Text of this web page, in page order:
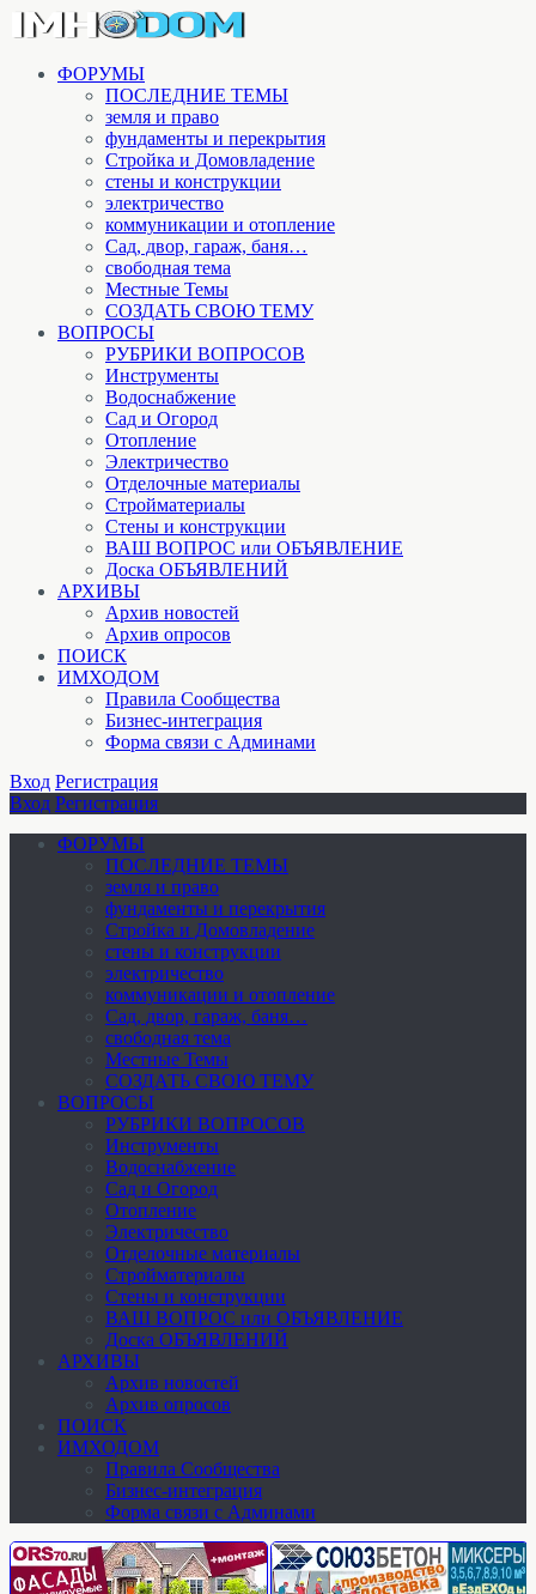
ФОРУМЫ
ПОСЛЕДНИЕ ТЕМЫ
земля и право
фундаменты и перекрытия
Стройка и Домовладение
стены и конструкции
электричество
коммуникации и отопление
Cад, двор, гараж, баня…
свободная тема
Местные Темы
СОЗДАТЬ СВОЮ ТЕМУ
ВОПРОСЫ
РУБРИКИ ВОПРОСОВ
Инструменты
Водоснабжение
Сад и Огород
Отопление
Электричество
Отделочные материалы
Стройматериалы
Стены и конструкции
ВАШ ВОПРОС или ОБЪЯВЛЕНИЕ
Доска ОБЪЯВЛЕНИЙ
АРХИВЫ
Архив новостей
Архив опросов
ПОИСК
ИМХОДОМ
Правила Сообщества
Бизнес-интеграция
Форма связи с Админами
Вход Регистрация
Вход Регистрация
ФОРУМЫ
ПОСЛЕДНИЕ ТЕМЫ
земля и право
фундаменты и перекрытия
Стройка и Домовладение
стены и конструкции
электричество
коммуникации и отопление
Cад, двор, гараж, баня…
свободная тема
Местные Темы
СОЗДАТЬ СВОЮ ТЕМУ
ВОПРОСЫ
РУБРИКИ ВОПРОСОВ
Инструменты
Водоснабжение
Сад и Огород
Отопление
Электричество
Отделочные материалы
Стройматериалы
Стены и конструкции
ВАШ ВОПРОС или ОБЪЯВЛЕНИЕ
Доска ОБЪЯВЛЕНИЙ
АРХИВЫ
Архив новостей
Архив опросов
ПОИСК
ИМХОДОМ
Правила Сообщества
Бизнес-интеграция
Форма связи с Админами